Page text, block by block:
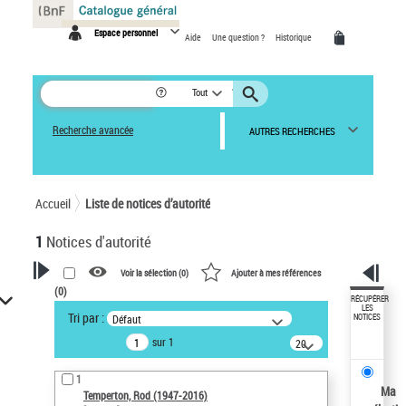
Espace personnel Aide Une question ? Historique
Tout
Recherche avancée AUTRES RECHERCHES
Accueil Liste de notices d’autorité
1 Notices d'autorité
VOTRE RECHERCHE
Recherche avancée dans les
notices d’autorité
Œuvres liées à l'auteur :
Temperton, Rod (1947-2016)
Voir la sélection (0) Ajouter à mes références
(0)
Tri par : Défaut
sur 1
20
résultats/page
1
Temperton, Rod (1947-2016)
RÉCUPÉRER
LES
NOTICES
Ma
Panneau de gestion des cookies